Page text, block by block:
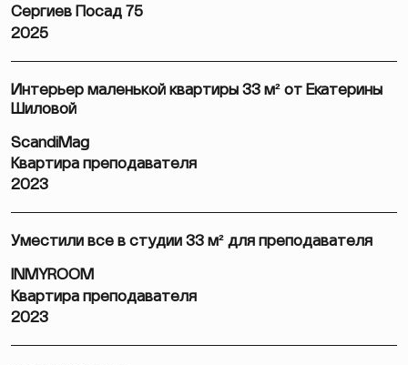
Сергиев Посад 75
2025
Интерьер маленькой квартиры 33 м² от Екатерины
Шиловой
ScandiMag
Квартира преподавателя
2023
Уместили все в студии 33 м² для преподавателя
INMYROOM
Квартира преподавателя
2023